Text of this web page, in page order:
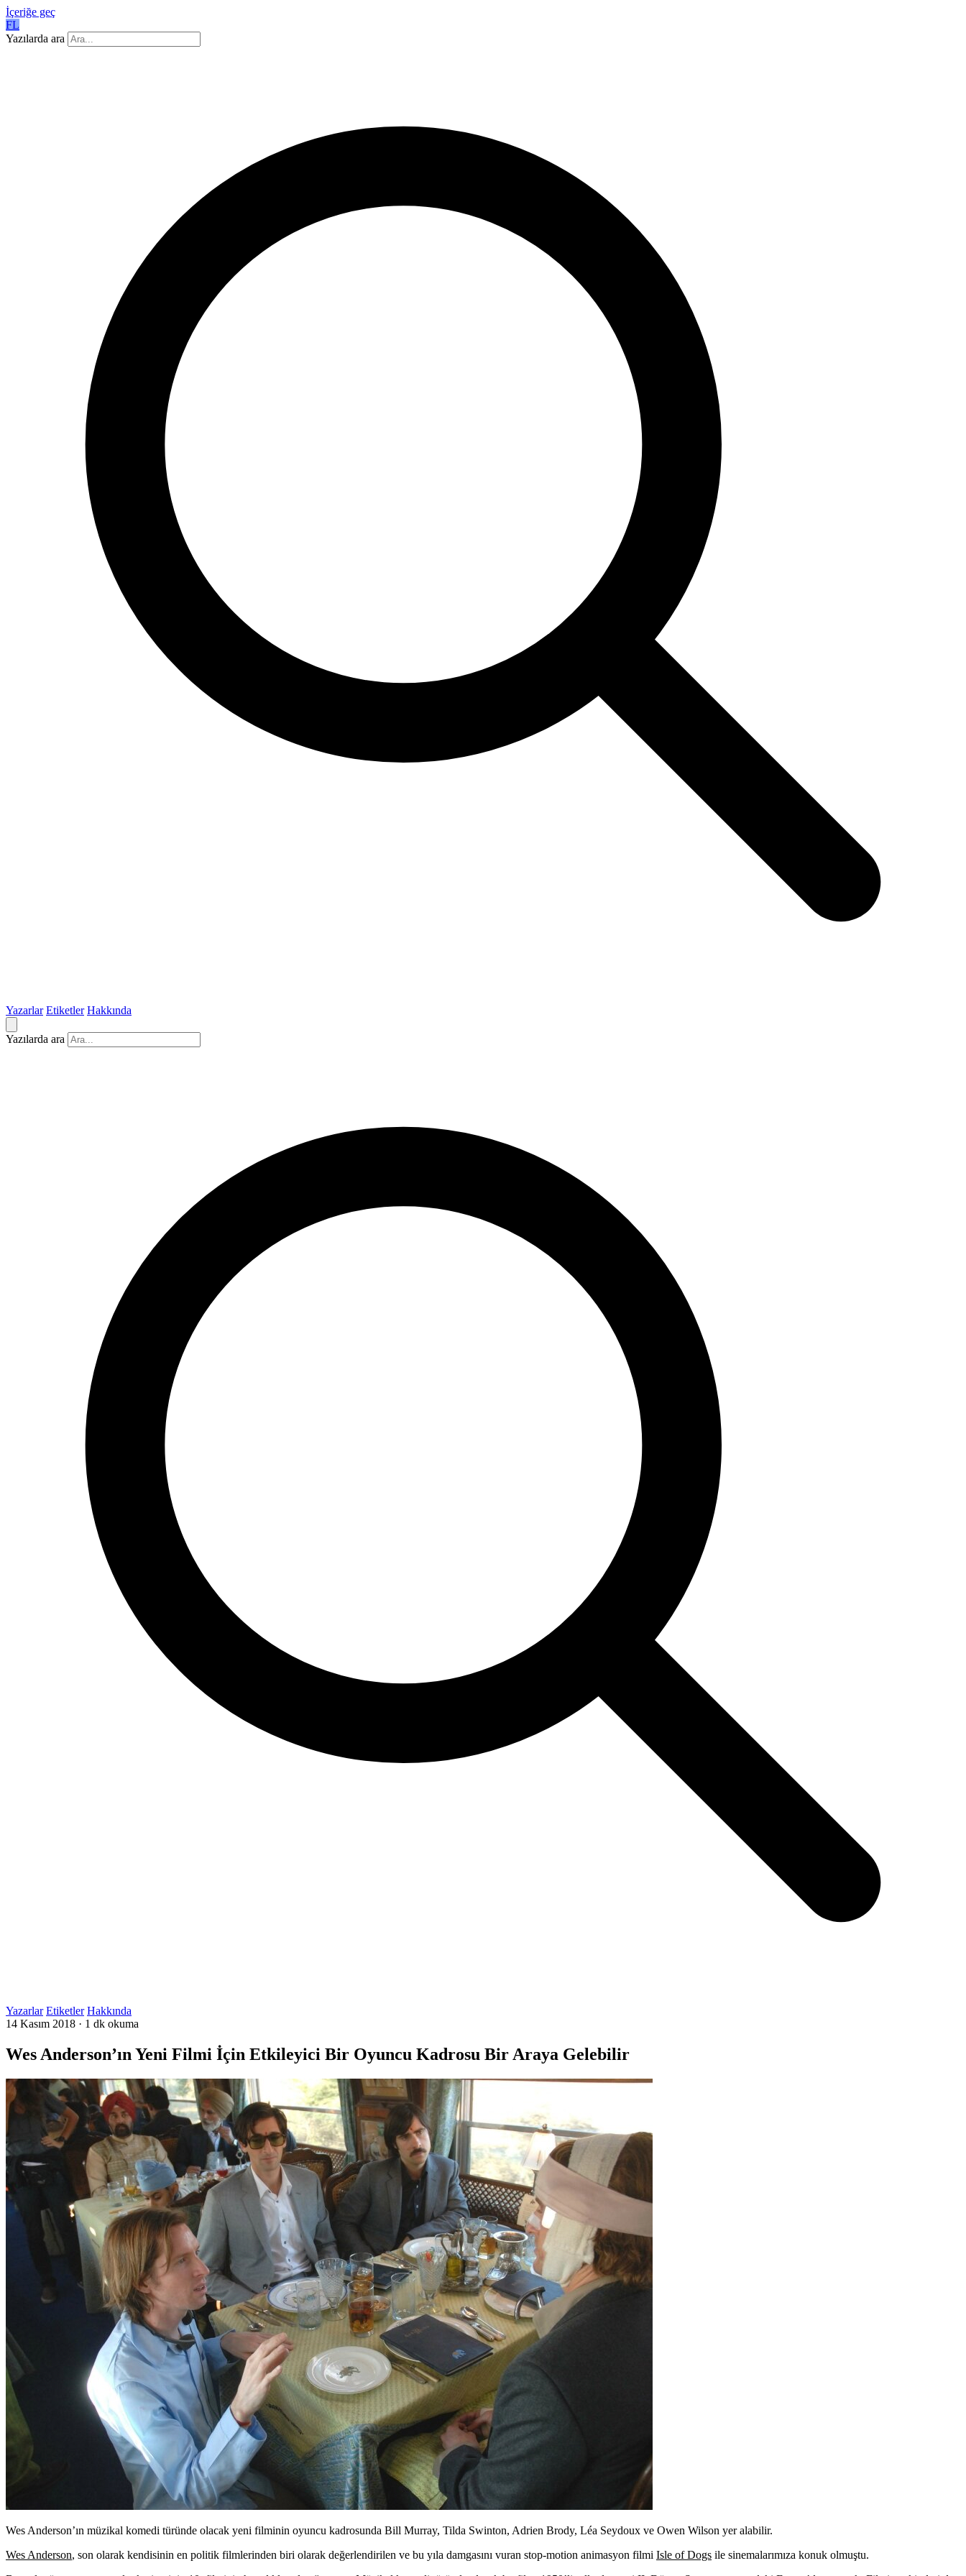
İçeriğe geç
FL
Yazılarda ara
Yazarlar Etiketler Hakkında
Yazılarda ara
Yazarlar Etiketler Hakkında
14 Kasım 2018 · 1 dk okuma
Wes Anderson’ın Yeni Filmi İçin Etkileyici Bir Oyuncu Kadrosu Bir Araya Gelebilir
Wes Anderson’ın müzikal komedi türünde olacak yeni filminin oyuncu kadrosunda Bill Murray, Tilda Swinton, Adrien Brody, Léa Seydoux ve Owen Wilson yer alabilir.
Wes Anderson, son olarak kendisinin en politik filmlerinden biri olarak değerlendirilen ve bu yıla damgasını vuran stop-motion animasyon filmi Isle of Dogs ile sinemalarımıza konuk olmuştu.